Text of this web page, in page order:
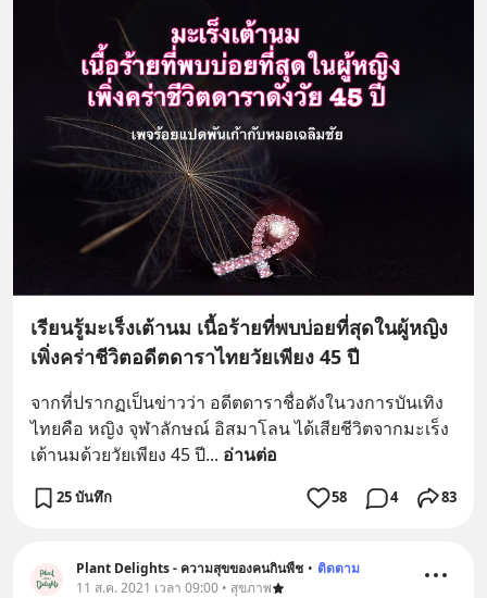
เรียนรู้มะเร็งเต้านม เนื้อร้ายที่พบบ่อยที่สุดในผู้หญิง
เพิ่งคร่าชีวิตอดีตดาราไทยวัยเพียง 45 ปี
จากที่ปรากฏเป็นข่าวว่า อดีตดาราชื่อดังในวงการบันเทิง
ไทยคือ หญิง จุฬาลักษณ์ อิสมาโลน ได้เสียชีวิตจากมะเร็ง
เต้านมด้วยวัยเพียง 45 ปี... อ่านต่อ
25 บันทึก 58 4 83
Plant Delights - ความสุขของคนกินพืช • ติดตาม
11 ส.ค. 2021 เวลา 09:00 • สุขภาพ